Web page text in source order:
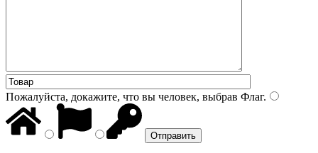
Пожалуйста, докажите, что вы человек, выбрав Флаг.